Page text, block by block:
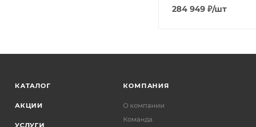
284 949 ₽/шт
КАТАЛОГ
АКЦИИ
УСЛУГИ
КОМПАНИЯ
О компании
Команда